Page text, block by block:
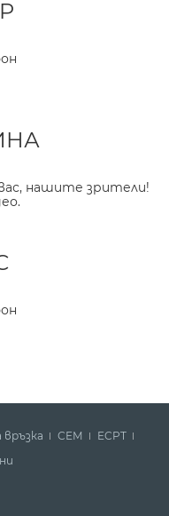
нашите зрители!
СЕМ
ECPT